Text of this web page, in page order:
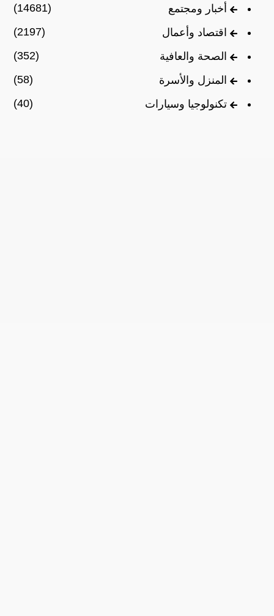
أخبار ومجتمع
(14681)
اقتصاد وأعمال
(2197)
الصحة والعافية
(352)
المنزل والأسرة
(58)
تكنولوجيا وسيارات
(40)